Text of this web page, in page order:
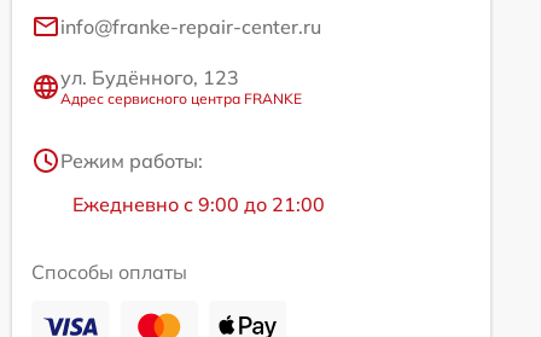
info@franke-repair-center.ru
ул. Будённого, 123
Адрес сервисного центра FRANKE
Режим работы:
Ежедневно с 9:00 до 21:00
Способы оплаты